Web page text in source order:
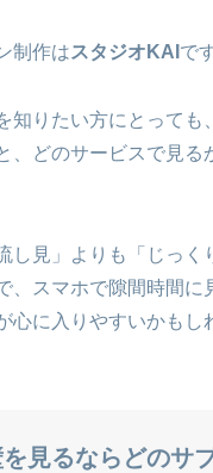
制作はスタジオKAI で
知りたい方にとっても
、どのサービスで見る
し見」よりも「じっく
、スマホで隙間時間に
心に入りやすいかもし
見るならどのサ